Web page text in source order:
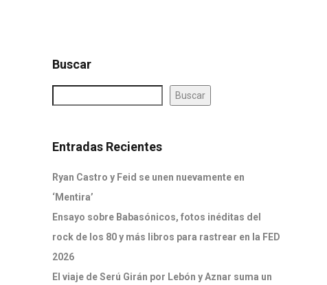
Buscar
Buscar
Entradas Recientes
Ryan Castro y Feid se unen nuevamente en
‘Mentira’
Ensayo sobre Babasónicos, fotos inéditas del
rock de los 80 y más libros para rastrear en la FED
2026
El viaje de Serú Girán por Lebón y Aznar suma un